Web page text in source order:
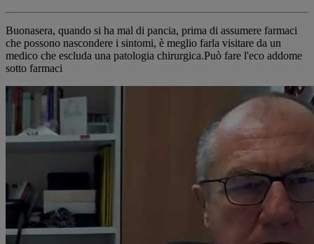
Buonasera, quando si ha mal di pancia, prima di assumere farmaci
che possono nascondere i sintomi, è meglio farla visitare da un
medico che escluda una patologia chirurgica.Può fare l'eco addome
sotto farmaci